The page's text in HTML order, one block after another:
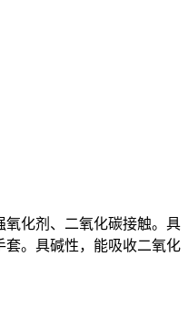
氧化剂、二氧化碳接触。具
。具碱性，能吸收二氧化